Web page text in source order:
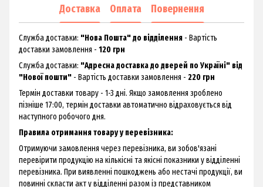
Доставка Оплата Повернення
Служба доставки: "Нова Пошта" до відділення - Вартість
доставки замовлення - 120 грн
Служба доставки: "Адресна доставка до дверей по Україні" від
"Нової пошти" - Вартість доставки замовлення - 220 грн
Термін доставки товару - 1-3 дні. Якщо замовлення зроблено
пізніше 17:00, термін доставки автоматично відраховується від
наступного робочого дня.
Правила отримання товару у перевізника:
Отримуючи замовлення через перевізника, ви зобов'язані
перевірити продукцію на кількісні та якісні показники у відділенні
перевізника. При виявленні пошкоджень або нестачі продукції, ви
повинні скласти акт у відділенні разом із представником